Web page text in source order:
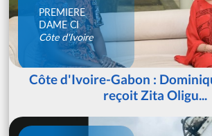
PREMIERE
DAME CI
Côte d'Ivoire
Côte d'Ivoire-Gabon :
reçoit Zita Oligu...